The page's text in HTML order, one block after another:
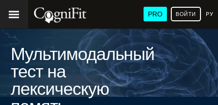
PRO ВОЙТИ
Мультимодальный
тест на
лексическую